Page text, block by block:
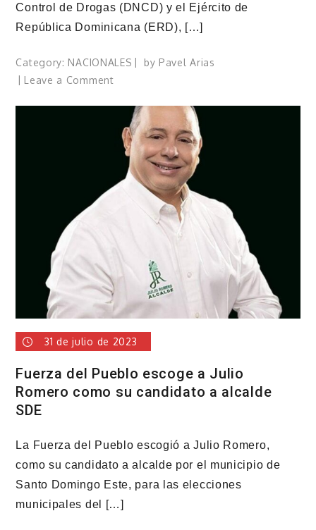
Control de Drogas (DNCD) y el Ejército de
República Dominicana (ERD), […]
Category: NACIONALES by Pavel Arias
Leave a Commenton
bebidas
adulteradas
cigarrillos
31 de julio de 2023
Fuerza del Pueblo escoge a Julio
Romero como su candidato a alcalde
SDE
La Fuerza del Pueblo escogió a Julio Romero,
como su candidato a alcalde por el municipio de
Santo Domingo Este, para las elecciones
municipales del […]